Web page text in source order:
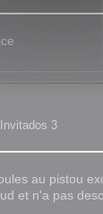
3
au pistou
et n'a pas